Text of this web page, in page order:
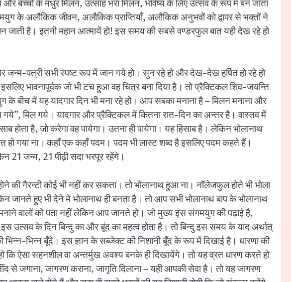
बच्चों के मधुर मिलन, उत्साह भरा मिलन, भविष्य के लिए उत्सव के रूप में बन जाता
के अलौकिक जीवन, अलौकिक प्राप्तियाँ, अलौकिक अनुभवों को द्वापर से भक्तों ने
जाती है। इतनी महान आत्मायें हो! इस समय की सबसे वण्डरफुल बात यही देख रहे हो
जन्म-पत्री सभी स्पष्ट रूप में जान गये हो। सुन रहे हो और देख-देख हर्षित हो रहे हो
भावनापूर्वक जो भी टच हुआ वह चित्र बना दिया है। तो प्रैक्टिकल शिव-जयन्ति
बीच में यह यादगार दिन भी मना रहे हो। आप सबका मनाना है – मिलन मनाना और
मिल गये। यादगार और प्रैक्टिकल में कितना रात-दिन का अन्तर है। वास्तव में
होता है, जो करेगा वह पायेगा। उतना ही पायेगा। यह हिसाब है। लेकिन भोलानाथ
गया ना। कहाँ एक कहाँ पदम। पदम भी लास्ट शब्द है इसलिए पदम कहते हैं।
21 जन्म, 21 पीढ़ी सदा भरपूर रहेंगे।
की गैरन्टी कोई भी नहीं कर सकता। तो भोलानाथ हुआ ना। नॉलेजफुल होते भी भोला
हुए भी देने में भोलानाथ ही बनता है। तो आप सभी भोलानाथ बाप के भोलानाथ
वालों को पता नहीं लेकिन आप जानते हो। जो मुख्य इस संगमयुग की पढ़ाई है,
उत्सव के दिन बिन्दु का और बूंद का महत्व होता है। तो बिन्दु इस समय के याद अर्थात्
भिन्न-भिन्न बूँदे। इस ज्ञान के सब्जेक्ट की निशानी बूँद के रूप में दिखाई है। धारणा की
ऐसा सहनशील वा अन्तर्मुख अवश्य बनके ही दिखायेंगे। तो यह व्रत धारण करते हो
से जगाना, जागरण कराना, जागृति दिलाना – यही आपकी सेवा है। तो यह जागरण